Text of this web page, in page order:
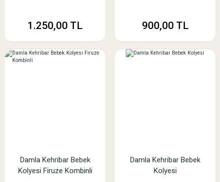
1.250,00 TL 900,00 TL
Damla Kehribar Bebek
Kolyesi Firuze Kombinli
Damla Kehribar Bebek
Kolyesi